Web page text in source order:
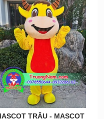
TRÂU - MASCOT